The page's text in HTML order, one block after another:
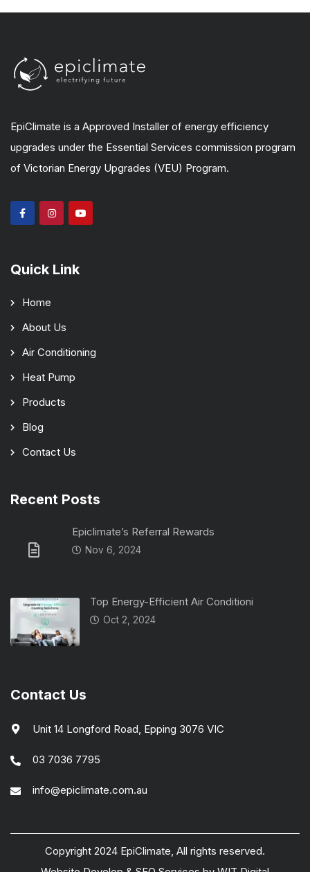
EpiClimate is a Approved Installer of energy efficiency
upgrades under the Essential Services commission program
of Victorian Energy Upgrades (VEU) Program.
Quick Link
Home
About Us
Air Conditioning
Heat Pump
Products
Blog
Contact Us
Recent Posts
Epiclimate’s Referral Rewards
Nov 6, 2024
Top Energy-Efficient Air Conditioni
Oct 2, 2024
Contact Us
Unit 14 Longford Road, Epping 3076 VIC
03 7036 7795
info@epiclimate.com.au
Copyright 2024 EpiClimate, All rights reserved.